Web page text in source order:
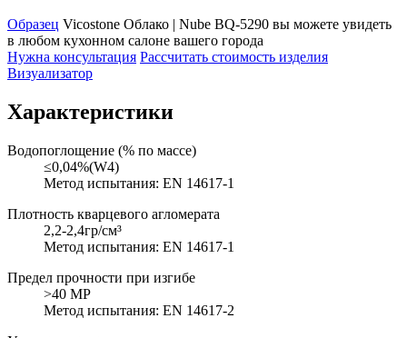
Образец Vicostone Облако | Nube BQ-5290 вы можете увидеть
в любом кухонном салоне вашего города
Нужна консультация Рассчитать стоимость изделия
Визуализатор
Характеристики
Водопоглощение (% по массе)
≤0,04%(W4)
Метод испытания: EN 14617-1
Плотность кварцевого агломерата
2,2-2,4гр/см³
Метод испытания: EN 14617-1
Предел прочности при изгибе
>40 MP
Метод испытания: EN 14617-2